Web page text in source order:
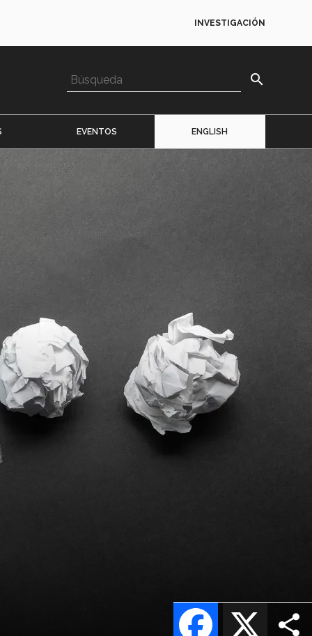
INVESTIGACIÓN
search
EVENTOS ENGLISH
X
Facebook